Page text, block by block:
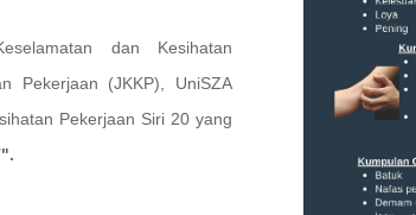
dan Kesihatan
Pekerjaan (JKKP), UniSZA
Pekerjaan Siri 20 yang